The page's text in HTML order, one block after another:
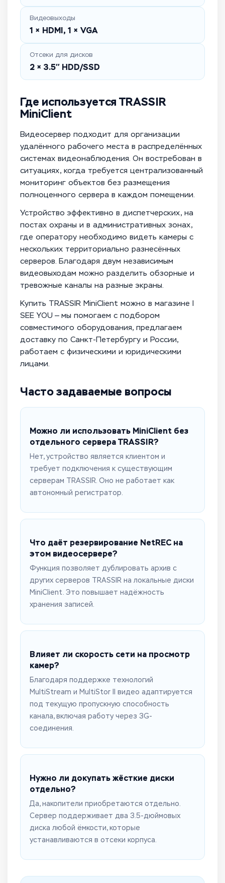
Видеовыходы
1 × HDMI, 1 × VGA
Отсеки для дисков
2 × 3.5″ HDD/SSD
Где используется TRASSIR
MiniClient
Видеосервер подходит для организации
удалённого рабочего места в распределённых
системах видеонаблюдения. Он востребован в
ситуациях, когда требуется централизованный
мониторинг объектов без размещения
полноценного сервера в каждом помещении.
Устройство эффективно в диспетчерских, на
постах охраны и в административных зонах,
где оператору необходимо видеть камеры с
нескольких территориально разнесённых
серверов. Благодаря двум независимым
видеовыходам можно разделить обзорные и
тревожные каналы на разные экраны.
Купить TRASSIR MiniClient можно в магазине I
SEE YOU — мы помогаем с подбором
совместимого оборудования, предлагаем
доставку по Санкт-Петербургу и России,
работаем с физическими и юридическими
лицами.
Часто задаваемые вопросы
Можно ли использовать MiniClient без
отдельного сервера TRASSIR?
Нет, устройство является клиентом и
требует подключения к существующим
серверам TRASSIR. Оно не работает как
автономный регистратор.
Что даёт резервирование NetREC на
этом видеосервере?
Функция позволяет дублировать архив с
других серверов TRASSIR на локальные диски
MiniClient. Это повышает надёжность
хранения записей.
Влияет ли скорость сети на просмотр
камер?
Благодаря поддержке технологий
MultiStream и MultiStor II видео адаптируется
под текущую пропускную способность
канала, включая работу через 3G-
соединения.
Нужно ли докупать жёсткие диски
отдельно?
Да, накопители приобретаются отдельно.
Сервер поддерживает два 3.5-дюймовых
диска любой ёмкости, которые
устанавливаются в отсеки корпуса.